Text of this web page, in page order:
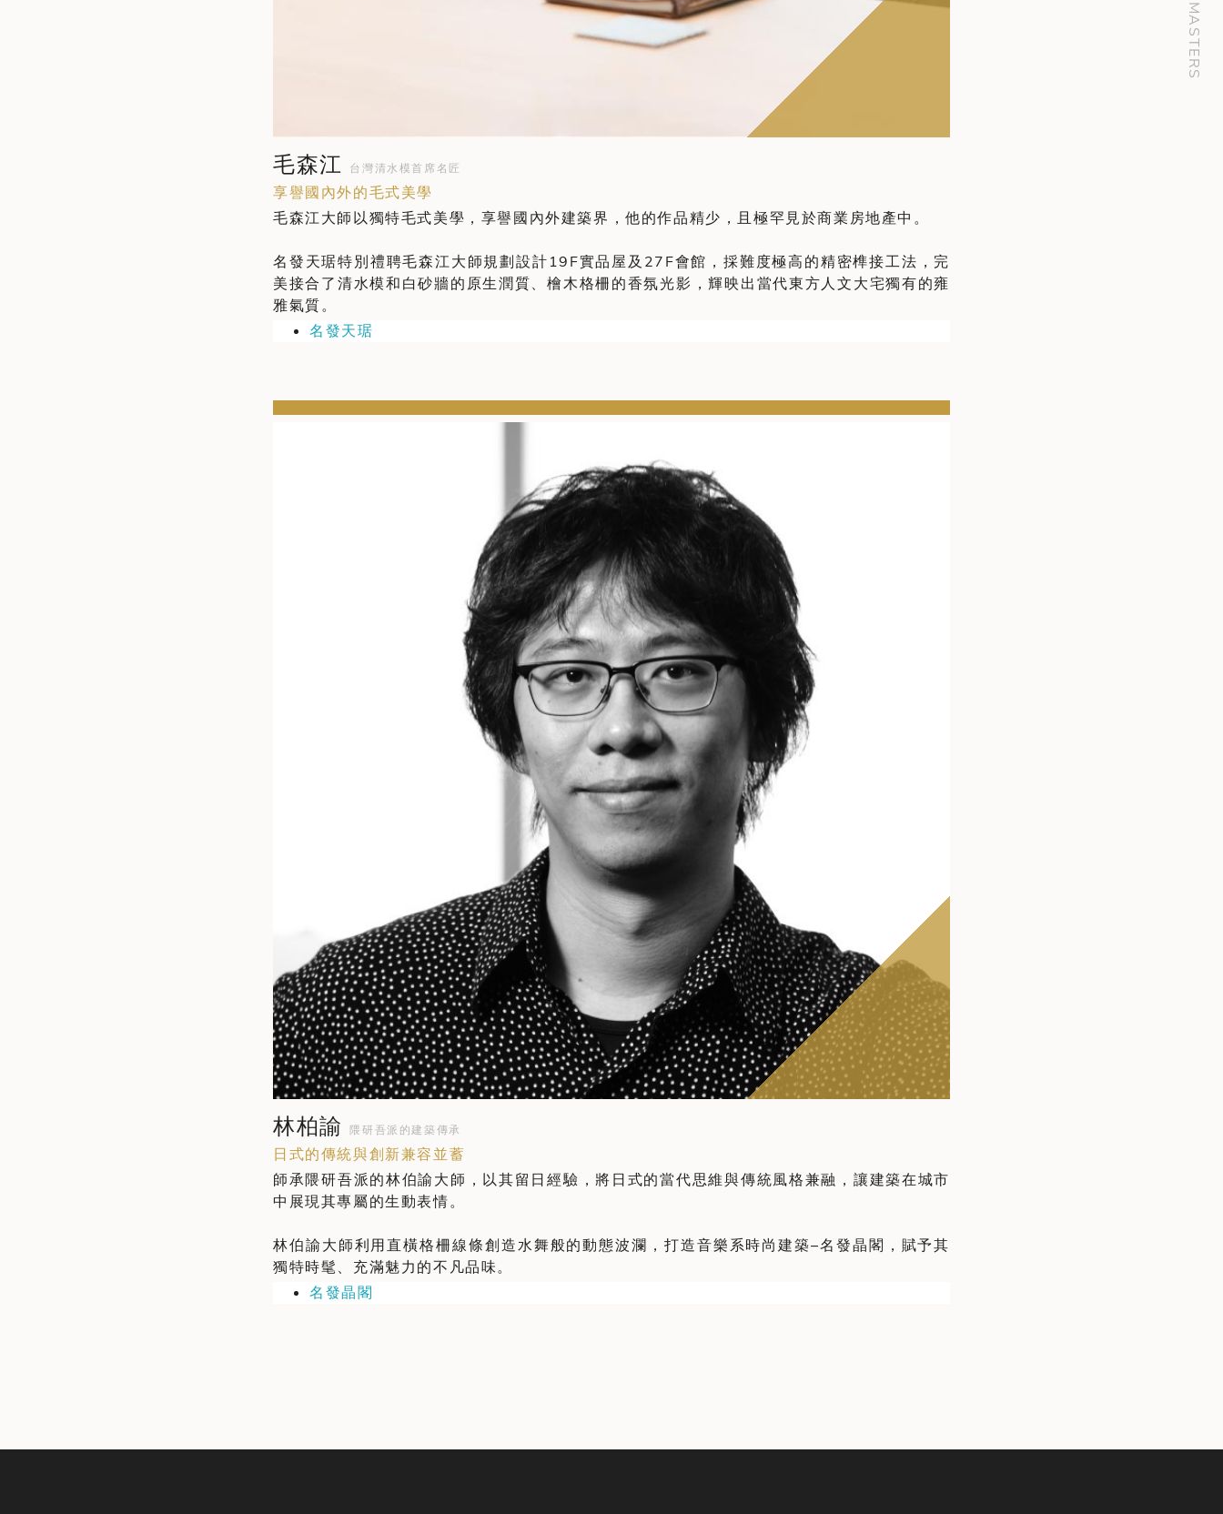
MASTERS
毛森江 台灣清水模首席名匠
享譽國內外的毛式美學
毛森江大師以獨特毛式美學，享譽國內外建築界，他的作品精少，且極罕見於商業房地產中。
名發天琚特別禮聘毛森江大師規劃設計19F實品屋及27F會館，採難度極高的精密榫接工法，完
美接合了清水模和白砂牆的原生潤質、檜木格柵的香氛光影，輝映出當代東方人文大宅獨有的雍
雅氣質。
名發天琚
林柏諭隈研吾派的建築傳承
日式的傳統與創新兼容並蓄
師承隈研吾派的林伯諭大師，以其留日經驗，將日式的當代思維與傳統風格兼融，讓建築在城市
中展現其專屬的生動表情。
林伯諭大師利用直橫格柵線條創造水舞般的動態波瀾，打造音樂系時尚建築–名發晶閣，賦予其
獨特時髦、充滿魅力的不凡品味。
名發晶閣